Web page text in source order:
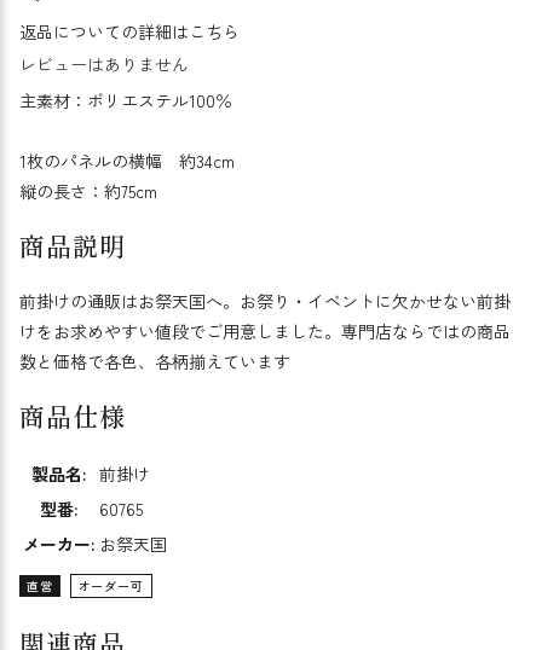
返品についての詳細はこちら
レビューはありません
主素材：ポリエステル100％
1枚のパネルの横幅 約34cm
縦の長さ：約75cm
商品説明
前掛けの通販はお祭天国へ。お祭り・イベントに欠かせない前掛
けをお求めやすい値段でご用意しました。専門店ならではの商品
数と価格で各色、各柄揃えています
商品仕様
製品名: 前掛け
型番:
60765
メーカー: お祭天国
直営 オーダー可
関連商品